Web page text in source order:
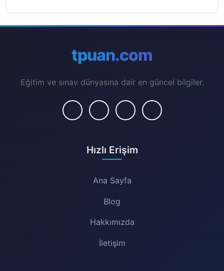
tpuan.com
Eğitim ve sınav dünyasına dair en güncel bilgiler.
Hızlı Erişim
Ana Sayfa
Blog
Hakkımızda
İletişim